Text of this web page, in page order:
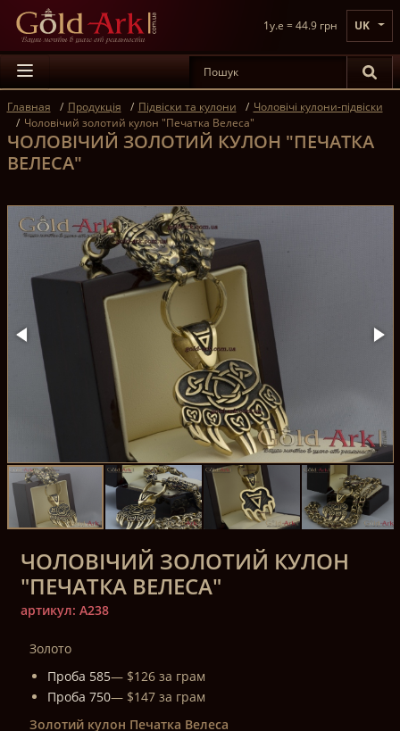
UK
1y.e = 44.9 грн
Главная Продукція Підвіски та кулони
Чоловічі кулони-підвіски
Чоловічий золотий кулон "Печатка Велеса"
ЧОЛОВІЧИЙ ЗОЛОТИЙ КУЛОН "ПЕЧАТКА
ВЕЛЕСА"
ЧОЛОВІЧИЙ ЗОЛОТИЙ КУЛОН
"ПЕЧАТКА ВЕЛЕСА"
артикул: A238
Золото
Проба 585— $126 за грам
Проба 750— $147 за грам
Золотий кулон Печатка Велеса